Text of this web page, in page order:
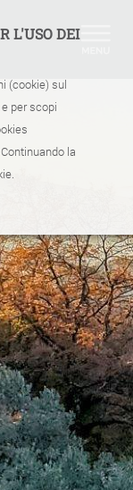
L'USO DEI
(cookie) sul
per scopi
la